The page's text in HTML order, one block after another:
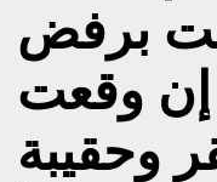
برفض
إن وقعت
وحقيبة